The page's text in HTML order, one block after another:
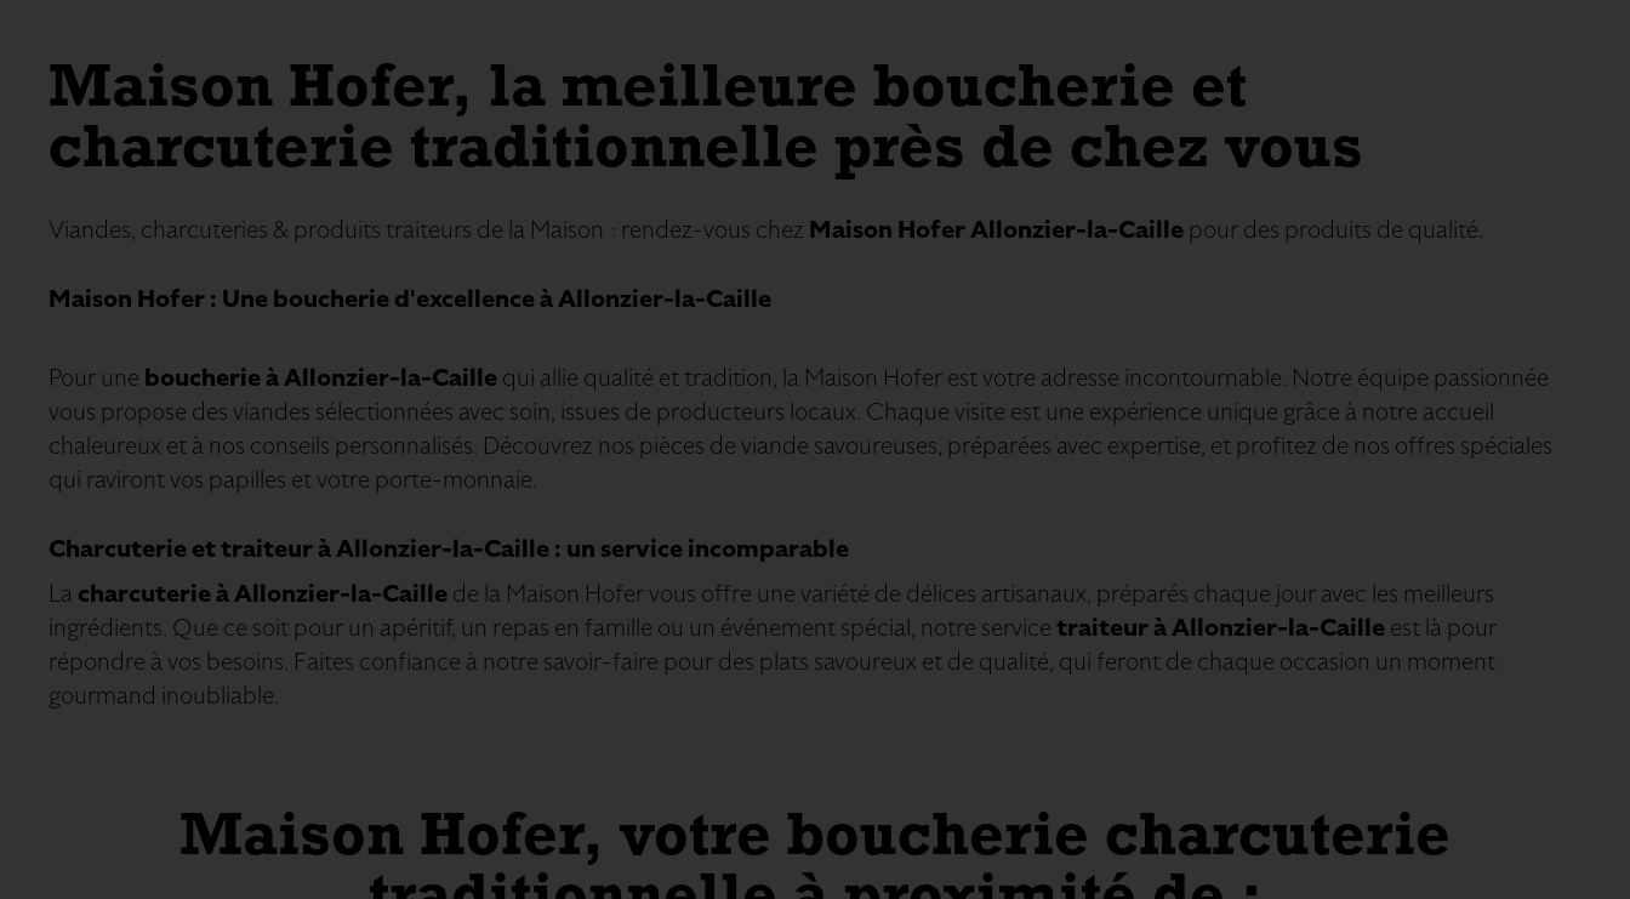
Maison Hofer, la meilleure boucherie et
charcuterie traditionnelle près de chez vous
Viandes, charcuteries & produits traiteurs de la Maison : rendez-vous chez Maison Hofer Allonzier-la-Caille pour des produits de qualité.
Maison Hofer : Une boucherie d'excellence à Allonzier-la-Caille
Pour une boucherie à Allonzier-la-Caillequi allie qualité et tradition, la Maison Hofer est votre adresse incontournable. Notre équipe passionnée
vous propose des viandes sélectionnées avec soin, issues de producteurs locaux. Chaque visite est une expérience unique grâce à notre accueil
chaleureux et à nos conseils personnalisés. Découvrez nos pièces de viande savoureuses, préparées avec expertise, et profitez de nos offres spéciales
qui raviront vos papilles et votre porte-monnaie.
Charcuterie et traiteur à Allonzier-la-Caille : un service incomparable
La charcuterie à Allonzier-la-Caillede la Maison Hofer vous offre une variété de délices artisanaux, préparés chaque jour avec les meilleurs
ingrédients. Que ce soit pour un apéritif, un repas en famille ou un événement spécial, notre servicetraiteur à Allonzier-la-Cailleest là pour
répondre à vos besoins. Faites confiance à notre savoir-faire pour des plats savoureux et de qualité, qui feront de chaque occasion un moment
gourmand inoubliable. ​​
Maison Hofer, votre boucherie charcuterie